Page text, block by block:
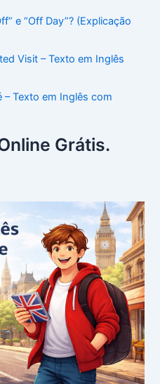
e “Off Day”? (Explicação
Visit – Texto em Inglês
Texto em Inglês com
Grátis.